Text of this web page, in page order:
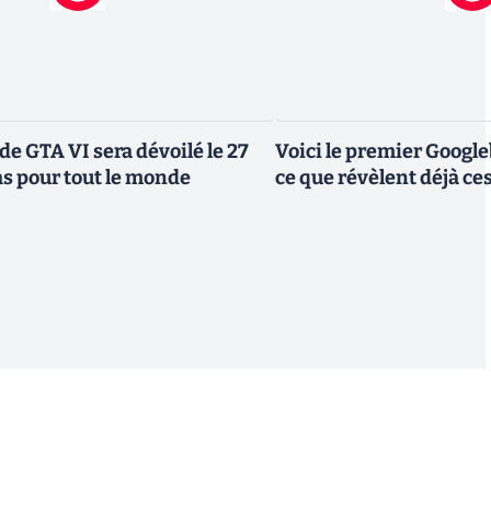
GTA VI sera dévoilé le 27
pour tout le monde
Voici le premier
ce que révèlent déjà